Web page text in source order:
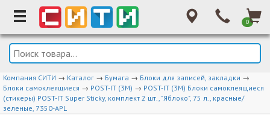
0
Компания СИТИ → Каталог → Бумага → Блоки для записей, закладки →
Блоки самоклеящиеся → POST-IT (3M) → POST-IT (3M) Блоки самоклеящиеся
(стикеры) POST-IT Super Sticky, комплект 2 шт., "Яблоко", 75 л., красные/
зеленые, 7350-APL